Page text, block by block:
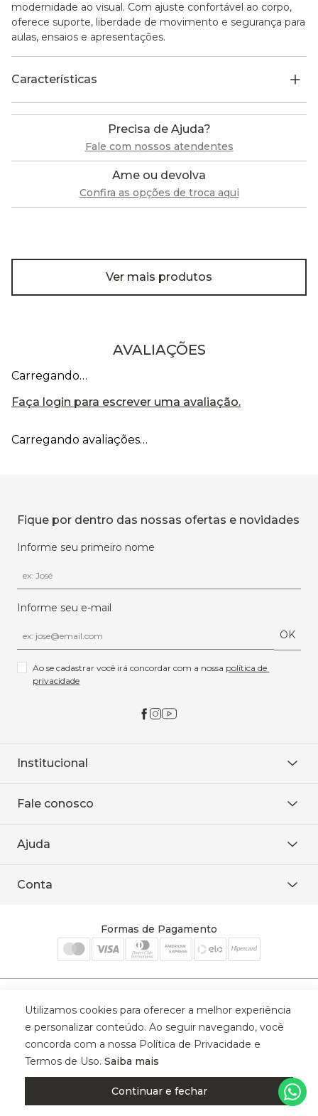
modernidade ao visual. Com ajuste confortável ao corpo,
oferece suporte, liberdade de movimento e segurança para
aulas, ensaios e apresentações.
Características
Precisa de Ajuda?
Fale com nossos atendentes
Ame ou devolva
Confira as opções de troca aqui
Ver mais produtos
AVALIAÇÕES
Carregando…
Faça login para escrever uma avaliação.
Carregando avaliações…
Fique por dentro das nossas ofertas e novidades
Informe seu primeiro nome
Informe seu e-mail
OK
Ao se cadastrar você irá concordar com a nossa política de
privacidade
Institucional
Onde encontrar
Baixe o APP
Fale conosco
WhatsApp
Ajuda
Política de entrega
Conta
Cadastre-se
Formas de Pagamento
| CNPJ: 59.907.634/0001-75 | Rua Santa Augusta, 409 - Vila
Utilizamos cookies para oferecer a melhor experiência
e personalizar conteúdo. Ao seguir navegando, você
concorda com a nossa Política de Privacidade e
Termos de Uso. Saiba mais
Continuar e fechar